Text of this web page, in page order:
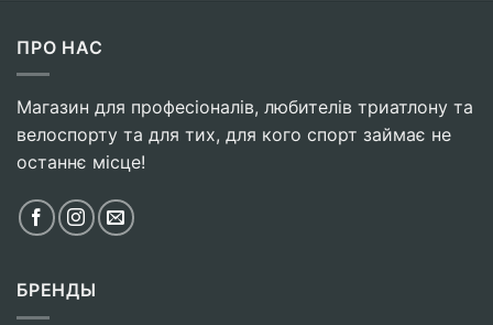
ПРО НАС
Магазин для професіоналів, любителів триатлону та
велоспорту та для тих, для кого спорт займає не
останнє місце!
БРЕНДЫ